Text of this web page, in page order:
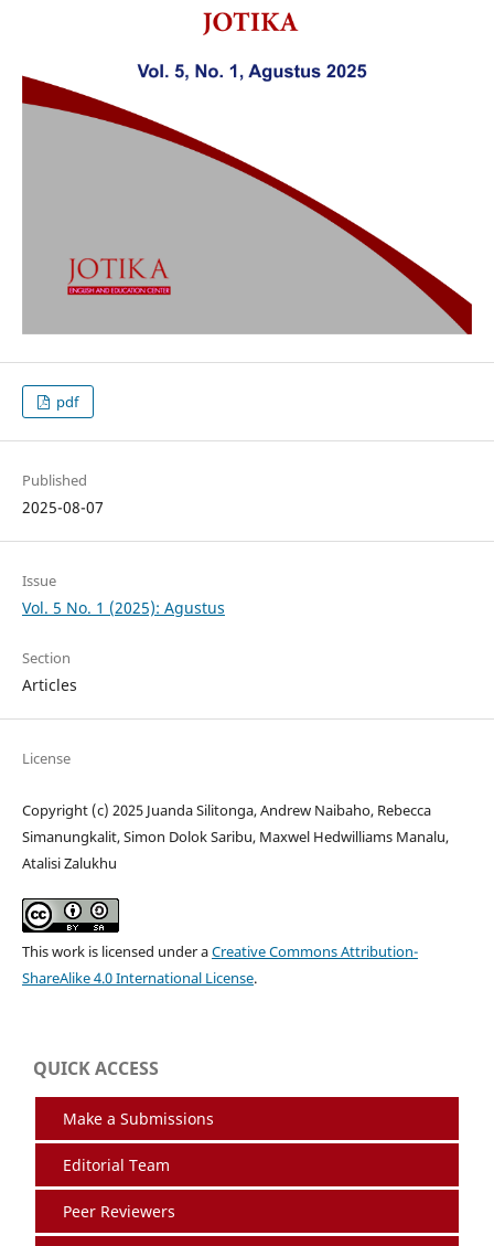
pdf
Published
2025-08-07
Issue
Vol. 5 No. 1 (2025): Agustus
Section
Articles
License
Copyright (c) 2025 Juanda Silitonga, Andrew Naibaho, Rebecca
Simanungkalit, Simon Dolok Saribu, Maxwel Hedwilliams Manalu,
Atalisi Zalukhu
This work is licensed under aCreative Commons Attribution-
ShareAlike 4.0 International License.
QUICK ACCESS
Make a Submissions
Editorial Team
Peer Reviewers